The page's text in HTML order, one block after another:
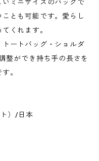
ミニサイズのバッグで
とも可能です。愛らし
くれます。
ートバッグ・ショルダ
整ができ持ち手の長さを
。
）/日本